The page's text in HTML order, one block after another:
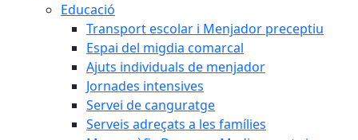
Educació
Transport escolar i Menjador preceptiu
Espai del migdia comarcal
Ajuts individuals de menjador
Jornades intensives
Servei de canguratge
Serveis adreçats a les famílies